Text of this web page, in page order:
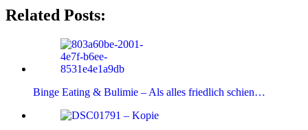
Related Posts:
Binge Eating & Bulimie – Als alles friedlich schien…